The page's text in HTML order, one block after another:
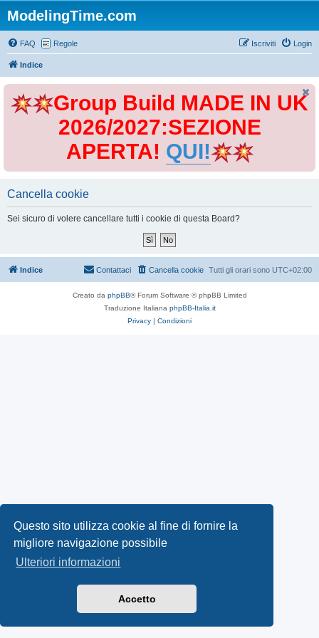
Questo sito utilizza cookie al fine di fornire la
migliore navigazione possibile
Ulteriori informazioni
Accetto
ModelingTime.com
FAQ Regole Login
Iscriviti
Indice
Group Build MADE IN UK
2026/2027:SEZIONE
APERTA! QUI!
Cancella cookie
Sei sicuro di volere cancellare tutti i cookie di questa Board?
Indice Tutti gli orari sono UTC+02:00
Cancella cookie
Contattaci
Creato da phpBB® Forum Software © phpBB Limited
Traduzione Italiana phpBB-Italia.it
Privacy | Condizioni